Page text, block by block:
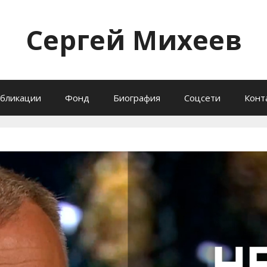
Сергей Михеев
Фонд Биография Соцсети